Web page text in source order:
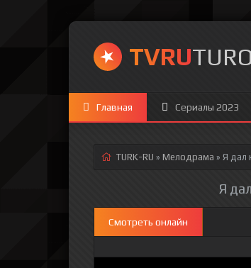
TVRU
Главная Сериалы 2023
TURK-RU » Мелодрама » Я дал
Я
Смотреть онлайн